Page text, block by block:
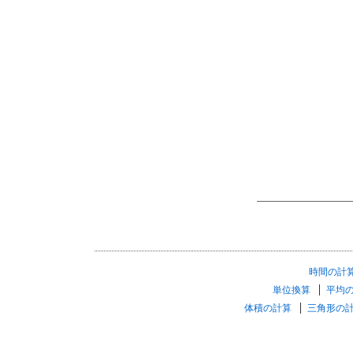
時間の計
単位換算
平均
体積の計算
三角形の